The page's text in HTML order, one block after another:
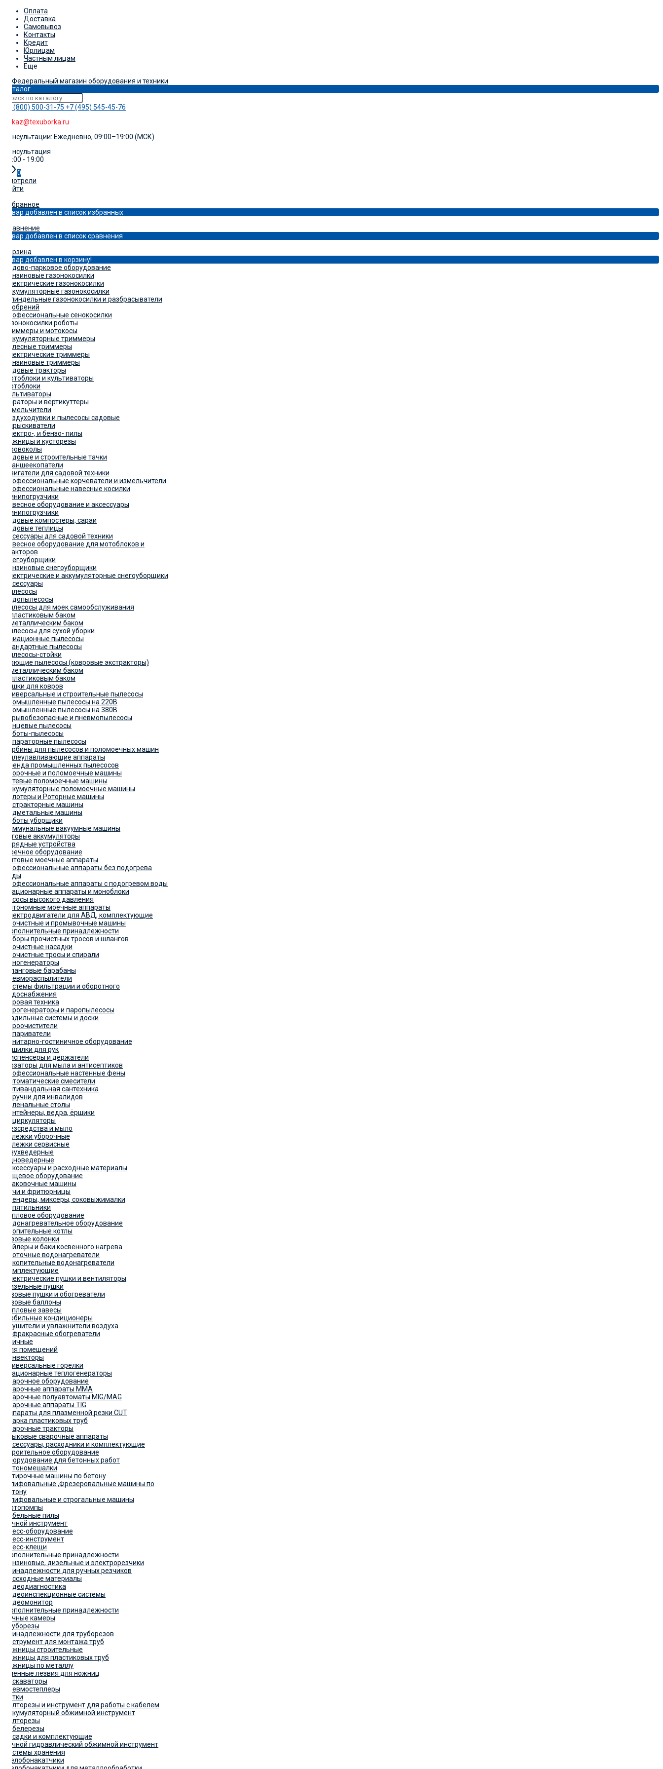
Оплата
Доставка
Самовывоз
Контакты
Кредит
Юрлицам
Частным лицам
Еще
Каталог
+7 (800) 500-31-75 +7 (495) 545-45-76
zakaz@texuborka.ru
Консультации: Ежедневно, 09:00–19:00 (МСК)
Консультация
09:00 - 19:00
0
Смотрели
Войти
Избранное
Товар добавлен в список избранных
Сравнение
Товар добавлен в список сравнения
Корзина
Товар добавлен в корзину!
Садово-парковое оборудование
Бензиновые газонокосилки
Электрические газонокосилки
Аккумуляторные газонокосилки
Шпиндельные газонокосилки и разбрасыватели
удобрений
Профессиональные сенокосилки
Газонокосилки роботы
Триммеры и мотокосы
Аккумуляторные триммеры
Колесные триммеры
Электрические триммеры
Бензиновые триммеры
Садовые тракторы
Мотоблоки и культиваторы
Мотоблоки
Культиваторы
Аэраторы и вертикуттеры
Измельчители
Воздуходувки и пылесосы садовые
Опрыскиватели
Электро-, и бензо- пилы
Ножницы и кусторезы
Дровоколы
Садовые и строительные тачки
Траншеекопатели
Двигатели для садовой техники
Профессиональные корчеватели и измельчители
Профессиональные навесные косилки
Минипогрузчики
Навесное оборудование и аксессуары
Минипогрузчики
Садовые компостеры, сараи
Садовые теплицы
Аксессуары для садовой техники
Навесное оборудование для мотоблоков и
тракторов
Снегоуборщики
Бензиновые снегоуборщики
Электрические и аккумуляторные снегоуборщики
Аксессуары
Пылесосы
Водопылесосы
Пылесосы для моек самообслуживания
С пластиковым баком
С металлическим баком
Пылесосы для сухой уборки
Авиационные пылесосы
Стандартные пылесосы
Пылесосы-стойки
Моющие пылесосы (ковровые экстракторы)
С металлическим баком
С пластиковым баком
Сушки для ковров
Универсальные и строительные пылесосы
Промышленные пылесосы на 220В
Промышленные пылесосы на 380В
Взрывобезопасные и пневмопылесосы
Ранцевые пылесосы
Роботы-пылесосы
Сепараторные пылесосы
Турбины для пылесосов и поломоечных машин
Пылеулавливающие аппараты
Аренда промышленных пылесосов
Уборочные и поломоечные машины
Сетевые поломоечные машины
Аккумуляторные поломоечные машины
Полотеры и Роторные машины
Экстракторные машины
Подметальные машины
Роботы уборщики
Коммунальные вакуумные машины
Тяговые аккумуляторы
Зарядные устройства
Моечное оборудование
Бытовые моечные аппараты
Профессиональные аппараты без подогрева
воды
Профессиональные аппараты с подогревом воды
Стационарные аппараты и моноблоки
Насосы высокого давления
Автономные моечные аппараты
Электродвигатели для АВД, комплектующие
Прочистные и промывочные машины
Дополнительные принадлежности
Наборы прочистных тросов и шлангов
Прочистные насадки
Прочистные тросы и спирали
Пеногенераторы
Шланговые барабаны
Пневмораспылители
Системы фильтрации и оборотного
водоснабжения
Паровая техника
Парогенераторы и паропылесосы
Гладильные системы и доски
Пароочистители
Отпариватели
Санитарно-гостиничное оборудование
Сушилки для рук
Диспенсеры и держатели
Дозаторы для мыла и антисептиков
Профессиональные настенные фены
Автоматические смесители
Антивандальная сантехника
Поручни для инвалидов
Пеленальные столы
Контейнеры, ведра, ёршики
Рециркуляторы
Дезсредства и мыло
Тележки уборочные
Тележки сервисные
Двухведерные
Одноведерные
Акксессуары и расходные материалы
Пищевое оборудование
Упаковочные машины
Печи и фритюрницы
Блендеры, миксеры, соковыжималки
Кипятильники
Тепловое оборудование
Водонагревательное оборудование
Отопительные котлы
Газовые колонки
Бойлеры и баки косвенного нагрева
Проточные водонагреватели
Накопительные водонагреватели
Комплектующие
Электрические пушки и вентиляторы
Дизельные пушки
Газовые пушки и обогреватели
Газовые баллоны
Тепловые завесы
Мобильные кондиционеры
Осушители и увлажнители воздуха
Инфракрасные обогреватели
Уличные
Для помещений
Конвекторы
Универсальные горелки
Стационарные теплогенераторы
Сварочное оборудование
Сварочные аппараты MMA
Сварочные полуавтоматы MIG/MAG
Сварочные аппараты TIG
Аппараты для плазменной резки CUT
Сварка пластиковых труб
Сварочные тракторы
Стыковые сварочные аппараты
Аксессуары, расходники и комплектующие
Строительное оборудование
Оборудование для бетонных работ
Бетономешалки
Затирочные машины по бетону
Шлифовальные ,Фрезеровальные машины по
бетону
Шлифовальные и строгальные машины
Мотопомпы
Сабельные пилы
Ручной инструмент
Пресс-оборудование
Пресс-инструмент
Пресс-клещи
Дополнительные принадлежности
Бензиновые, дизельные и электрорезчики
Принадлежности для ручных резчиков
Рассходные материалы
Видеодиагностика
Видеоинспекционные системы
Видеомонитор
Дополнительные принадлежности
Ручные камеры
Труборезы
Принадлежности для труборезов
Инструмент для монтажа труб
Ножницы строительные
Ножницы для пластиковых труб
Ножницы по металлу
Сменные лезвия для ножниц
Экскаваторы
Пневмостеплеры
Катки
Болторезы и инструмент для работы с кабелем
Аккумуляторный обжимной инструмент
Болторезы
Кабелерезы
Насадки и комплектующие
Ручной гидравлический обжимной инструмент
Системы хранения
Желобонакатчики